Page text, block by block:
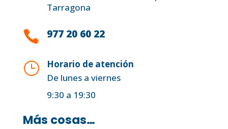
Tarragona
 977 20 60 22
}
Horario de atención
De lunes a viernes
9:30 a 19:30
Más cosas…